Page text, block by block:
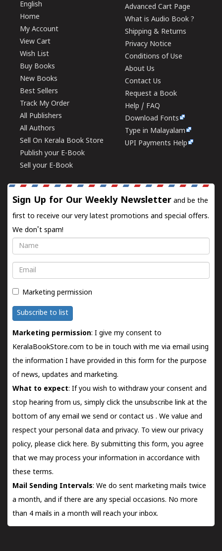
English
Home
My Account
View Cart
Wish List
Buy Books
New Books
Best Sellers
Track My Order
All Publishers
All Authors
Sell On Kerala Book Store
Publish your E-Book
Sell your E-Book
Advanced Cart Page
What is Audio Book ?
Shipping & Returns
Privacy Notice
Conditions of Use
About Us
Contact Us
Request a Book
Help / FAQ
Download Fonts
Type in Malayalam
UPI Payments Help
Sign Up for Our Weekly Newsletter and be the
first to receive our very latest promotions and special offers.
We don't spam!
Name
Email
Marketing permission
Subscribe to list
Marketing permission: I give my consent to
KeralaBookStore.com to be in touch with me via email using
the information I have provided in this form for the purpose
of news, updates and marketing.
What to expect: If you wish to withdraw your consent and
stop hearing from us, simply click the unsubscribe link at the
bottom of any email we send orcontact us . We value and
respect your personal data and privacy. To view our privacy
policy, please click here. By submitting this form, you agree
that we may process your information in accordance with
these terms.
Mail Sending Intervals: We do sent marketing mails twice
a month, and if there are any special occasions. No more
than 4 mails in a month will reach your inbox.